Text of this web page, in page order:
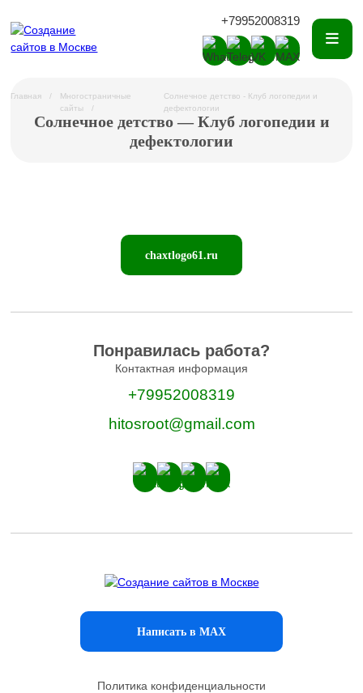
+79952008319
Главная
Многостраничные
сайты
Солнечное детство - Клуб логопедии и
дефектологии
Солнечное детство — Клуб логопедии и
дефектологии
chaxtlogo61.ru
Понравилась работа?
Контактная информация
+79952008319
hitosroot@gmail.com
Написать в MAX
Политика конфиденциальности